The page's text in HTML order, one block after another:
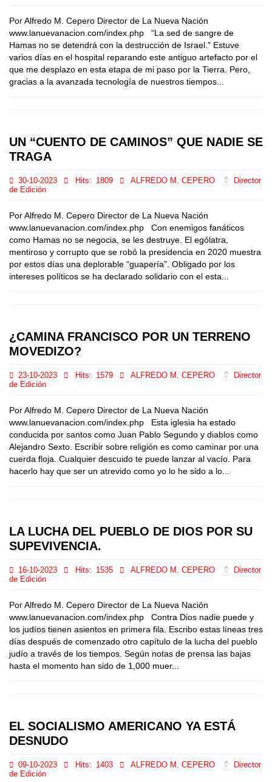
Por Alfredo M. Cepero Director de La Nueva Nación
www.lanuevanacion.com/index.php “La sed de sangre de
Hamas no se detendrá con la destrucción de Israel.” Estuve
varios días en el hospital reparando este antiguo artefacto por el
que me desplazo en esta etapa de mi paso por la Tierra. Pero,
gracias a la avanzada tecnología de nuestros tiempos...
UN “CUENTO DE CAMINOS” QUE NADIE SE
TRAGA
30-10-2023 Hits: 1809 ALFREDO M. CEPERO
Director
de Edición
Por Alfredo M. Cepero Director de La Nueva Nación
www.lanuevanacion.com/index.php Con enemigos fanáticos
como Hamas no se negocia, se les destruye. El ególatra,
mentiroso y corrupto que se robó la presidencia en 2020 muestra
por estos días una deplorable “guapería”. Obligado por los
intereses políticos se ha declarado solidario con el esta...
¿CAMINA FRANCISCO POR UN TERRENO
MOVEDIZO?
23-10-2023 Hits: 1579 ALFREDO M. CEPERO
Director
de Edición
Por Alfredo M. Cepero Director de La Nueva Nación
www.lanuevanacion.com/index.php Esta iglesia ha estado
conducida por santos como Juan Pablo Segundo y diablos como
Alejandro Sexto. Escribir sobre religión es como caminar por una
cuerda floja. Cualquier descuido te puede lanzar al vacío. Para
hacerlo hay que ser un atrevido como yo lo he sido a lo...
LA LUCHA DEL PUEBLO DE DIOS POR SU
SUPEVIVENCIA.
16-10-2023 Hits: 1535 ALFREDO M. CEPERO
Director
de Edición
Por Alfredo M. Cepero Director de La Nueva Nación
www.lanuevanacion.com/index.php Contra Dios nadie puede y
los judíos tienen asientos en primera fila. Escribo estas líneas tres
días después de comenzado otro capítulo de la lucha del pueblo
judío a través de los tiempos. Según notas de prensa las bajas
hasta el momento han sido de 1,000 muer...
EL SOCIALISMO AMERICANO YA ESTÁ
DESNUDO
09-10-2023 Hits: 1403 ALFREDO M. CEPERO
Director
de Edición